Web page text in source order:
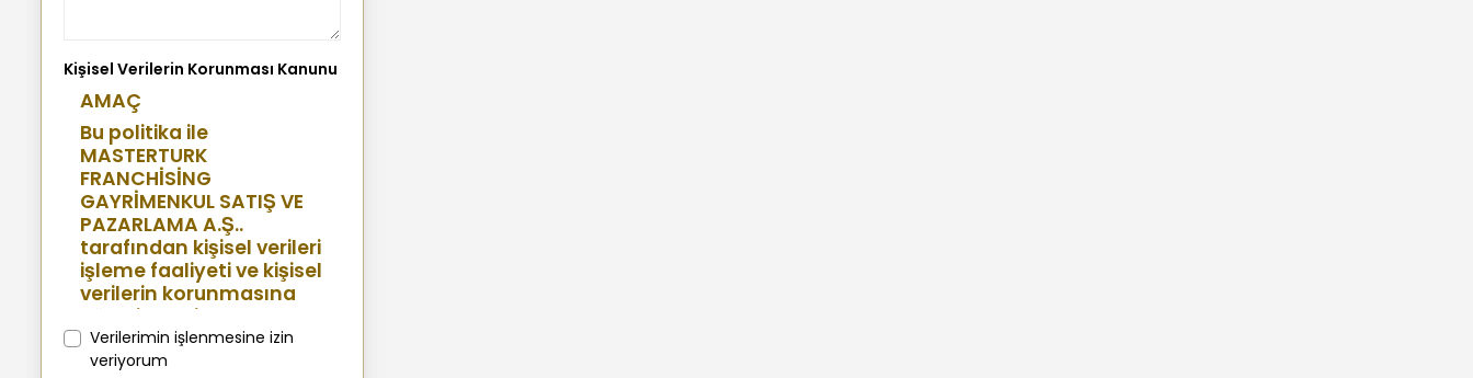
Kişisel Verilerin Korunması Kanunu
AMAÇ
Bu politika ile
MASTERTURK
FRANCHİSİNG
GAYRİMENKUL SATIŞ VE
PAZARLAMA A.Ş..
tarafından kişisel verileri
işleme faaliyeti ve kişisel
verilerin korunmasına
yönelik benimsenen
sistemler konusunda
açıklamalarda
Verilerimin işlenmesine izin
veriyorum